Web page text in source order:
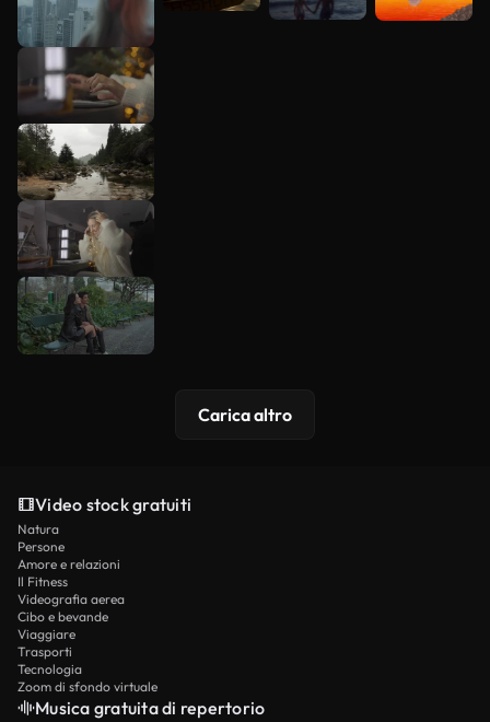
Carica altro
Video stock gratuiti
Natura
Persone
Amore e relazioni
Il Fitness
Videografia aerea
Cibo e bevande
Viaggiare
Trasporti
Tecnologia
Zoom di sfondo virtuale
Musica gratuita di repertorio